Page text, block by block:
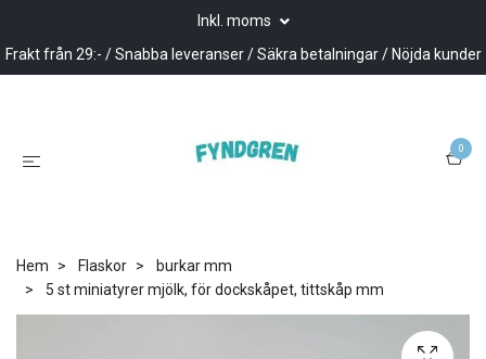
Inkl. moms
Frakt från 29:- / Snabba leveranser / Säkra betalningar / Nöjda kunder
0
Hem Flaskor
burkar mm
5 st miniatyrer mjölk, för dockskåpet, tittskåp mm